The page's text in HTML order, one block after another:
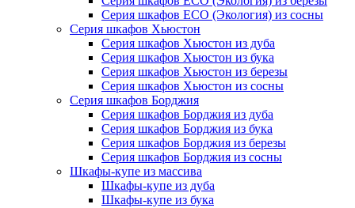
Серия шкафов ECO (Экология) из сосны
Серия шкафов Хьюстон
Серия шкафов Хьюстон из дуба
Серия шкафов Хьюстон из бука
Серия шкафов Хьюстон из березы
Серия шкафов Хьюстон из сосны
Серия шкафов Борджия
Серия шкафов Борджия из дуба
Серия шкафов Борджия из бука
Серия шкафов Борджия из березы
Серия шкафов Борджия из сосны
Шкафы-купе из массива
Шкафы-купе из дуба
Шкафы-купе из бука